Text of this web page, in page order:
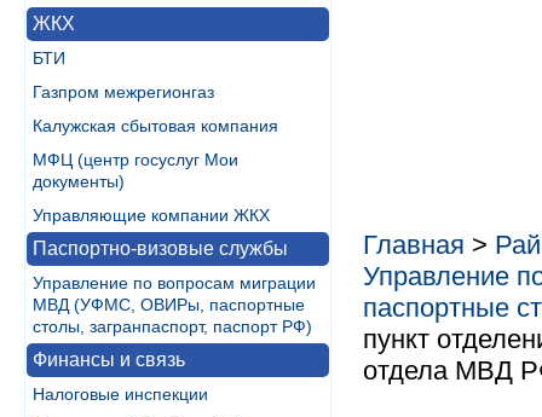
ЖКХ
БТИ
Газпром межрегионгаз
Калужская сбытовая компания
МФЦ (центр госуслуг Мои
документы)
Управляющие компании ЖКХ
Паспортно-визовые службы
Управление по вопросам миграции
МВД (УФМС, ОВИРы, паспортные
столы, загранпаспорт, паспорт РФ)
Финансы и связь
Налоговые инспекции
Главная >
Управление
паспортные
пункт
отдела МВД